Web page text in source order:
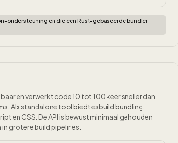
ondersteuning en die een Rust-gebaseerde bundler
en verwerkt code 10 tot 100 keer sneller dan
Als standalone tool biedt esbuild bundling,
en CSS. De API is bewust minimaal gehouden
grotere build pipelines.